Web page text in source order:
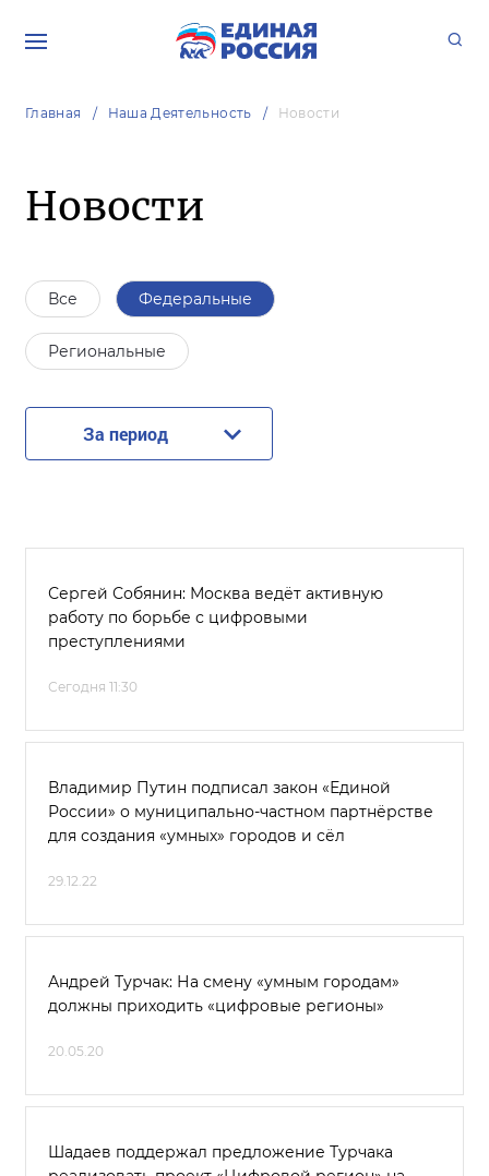
Главная Наша Деятельность Новости
Новости
Все Федеральные
Региональные
За период
Сергей Собянин: Москва ведёт активную
работу по борьбе с цифровыми
преступлениями
Сегодня 11:30
Владимир Путин подписал закон «Единой
России» о муниципально-частном партнёрстве
для создания «умных» городов и сёл
29.12.22
Андрей Турчак: На смену «умным городам»
должны приходить «цифровые регионы»
20.05.20
Шадаев поддержал предложение Турчака